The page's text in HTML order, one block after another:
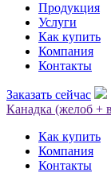
Продукция
Услуги
Как купить
Компания
Контакты
Заказать сейчас
Канадка (желоб +
Как купить
Компания
Контакты